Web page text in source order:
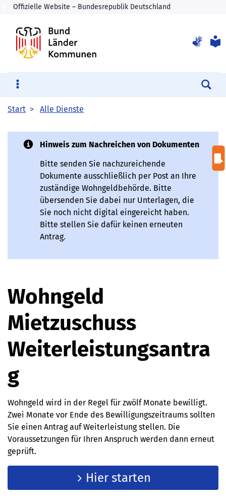
Start Alle Dienste
Hinweis zum Nachreichen von Dokumenten
Bitte senden Sie nachzureichende
Dokumente ausschließlich per Post an Ihre
zuständige Wohngeldbehörde. Bitte
übersenden Sie dabei nur Unterlagen, die
Sie noch nicht digital eingereicht haben.
Bitte stellen Sie dafür keinen erneuten
Antrag.
Wohngeld
Mietzuschuss
Weiterleistungsantra
g
Wohngeld wird in der Regel für zwölf Monate bewilligt.
Zwei Monate vor Ende des Bewilligungszeitraums sollten
Sie einen Antrag auf Weiterleistung stellen. Die
Voraussetzungen für Ihren Anspruch werden dann erneut
geprüft.
Hier starten